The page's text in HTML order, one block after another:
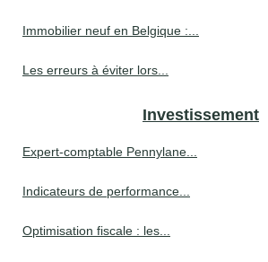
Immobilier neuf en Belgique :...
Les erreurs à éviter lors...
Investissement
Expert-comptable Pennylane...
Indicateurs de performance...
Optimisation fiscale : les...